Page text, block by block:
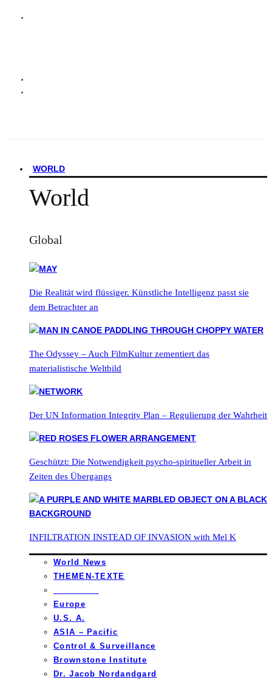
WORLD
World
Global
Die Realität wird flüssiger. Künstliche Intelligenz passt sie
dem Betrachter an
The Odyssey – Auch FilmKultur zementiert das
materialistische Weltbild
Der UN Information Integrity Plan – Regulierung der Wahrheit
Geschützt: Die Notwendigkeit psycho-spiritueller Arbeit in
Zeiten des Übergangs
INFILTRATION INSTEAD OF INVASION with Mel K
World News
THEMEN-TEXTE
Europe
U.S. A.
ASIA – Pacific
Control & Surveillance
Brownstone Institute
Dr. Jacob Nordandgard